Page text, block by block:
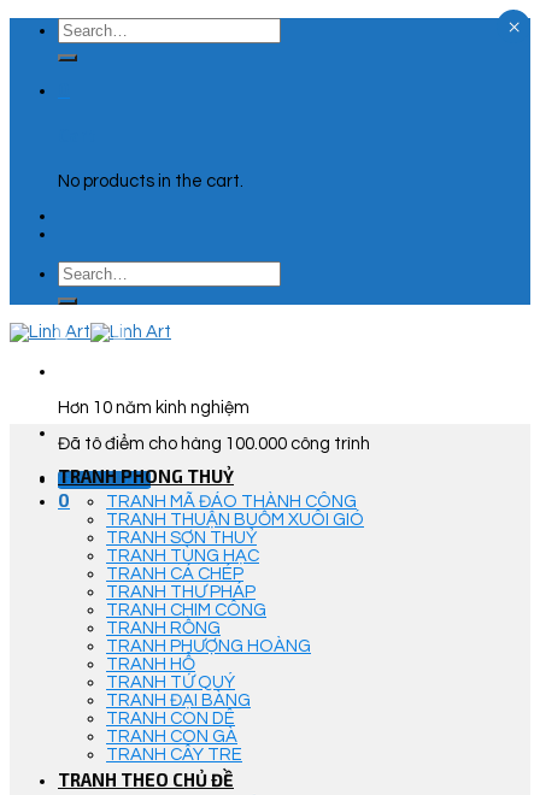
Skip
content
Search
for:
No products in the cart.
Search
for:
Hơn 10 năm kinh nghiệm
Đã tô điểm cho hàng 100.000 công trình
Góc Tư Vấn
0
TRANH PHONG THUỶ
TRANH MÃ ĐÁO THÀNH CÔNG
TRANH THUẬN BUỒM XUÔI GIÓ
TRANH SƠN THUỶ
TRANH TÙNG HẠC
TRANH CÁ CHÉP
TRANH THƯ PHÁP
TRANH CHIM CÔNG
TRANH RỒNG
TRANH PHƯỢNG HOÀNG
TRANH HỔ
TRANH TỨ QUÝ
TRANH ĐẠI BÀNG
TRANH CON DÊ
TRANH CON GÀ
TRANH CÂY TRE
TRANH THEO CHỦ ĐỀ
×